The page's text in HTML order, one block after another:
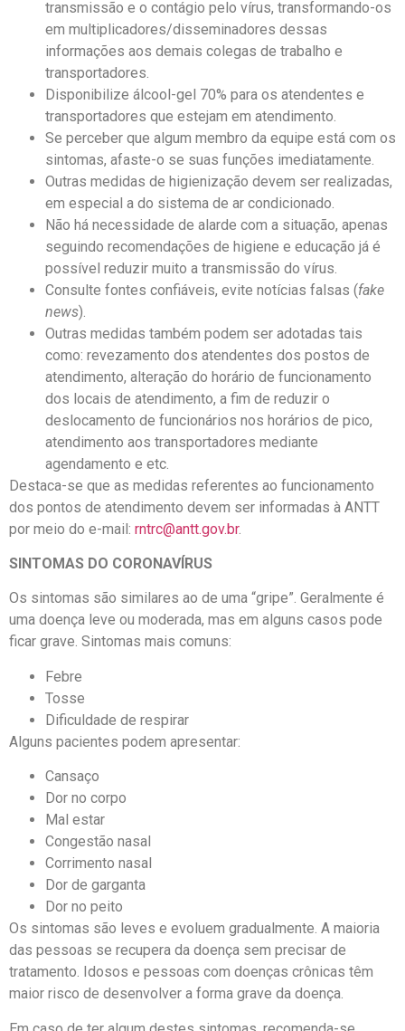
transmissão e o contágio pelo vírus, transformando-os
em multiplicadores/disseminadores dessas
informações aos demais colegas de trabalho e
transportadores.
Disponibilize álcool-gel 70% para os atendentes e
transportadores que estejam em atendimento.
Se perceber que algum membro da equipe está com os
sintomas, afaste-o se suas funções imediatamente.
Outras medidas de higienização devem ser realizadas,
em especial a do sistema de ar condicionado.
Não há necessidade de alarde com a situação, apenas
seguindo recomendações de higiene e educação já é
possível reduzir muito a transmissão do vírus.
Consulte fontes confiáveis, evite notícias falsas (fake
news).
Outras medidas também podem ser adotadas tais
como: revezamento dos atendentes dos postos de
atendimento, alteração do horário de funcionamento
dos locais de atendimento, a fim de reduzir o
deslocamento de funcionários nos horários de pico,
atendimento aos transportadores mediante
agendamento e etc.
Destaca-se que as medidas referentes ao funcionamento
dos pontos de atendimento devem ser informadas à ANTT
por meio do e-mail: rntrc@antt.gov.br.
SINTOMAS DO CORONAVÍRUS
Os sintomas são similares ao de uma “gripe”. Geralmente é
uma doença leve ou moderada, mas em alguns casos pode
ficar grave. Sintomas mais comuns:
Febre
Tosse
Dificuldade de respirar
Alguns pacientes podem apresentar:
Cansaço
Dor no corpo
Mal estar
Congestão nasal
Corrimento nasal
Dor de garganta
Dor no peito
Os sintomas são leves e evoluem gradualmente. A maioria
das pessoas se recupera da doença sem precisar de
tratamento. Idosos e pessoas com doenças crônicas têm
maior risco de desenvolver a forma grave da doença.